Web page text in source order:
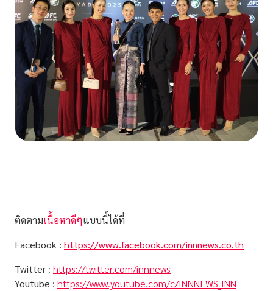
ติดตามเนื้อหาดีๆแบบนี้ได้ที่
Facebook : https://www.facebook.com/innnews.co.th
Twitter : https://twitter.com/innnews
Youtube : https://www.youtube.com/c/INNNEWS_INN